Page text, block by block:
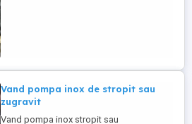
Vand pompa inox de stropit sau
zugravit
Vand pompa inox stropit sau